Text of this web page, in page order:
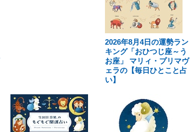
2026年8月4日の運勢ラン
キング「おひつじ座～う
お座」 マリィ・プリマヴ
ェラの【毎日ひとこと占
い】